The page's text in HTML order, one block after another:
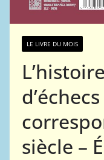
LE LIVRE DU MOIS
siècle –